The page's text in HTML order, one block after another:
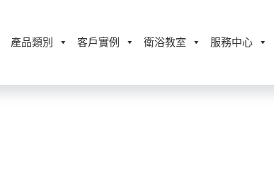
產品類別 客戶實例 衛浴教室 服務中心